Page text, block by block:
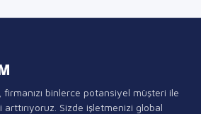
firmanızı binlerce potansiyel müşteri ile
Sizde işletmenizi global